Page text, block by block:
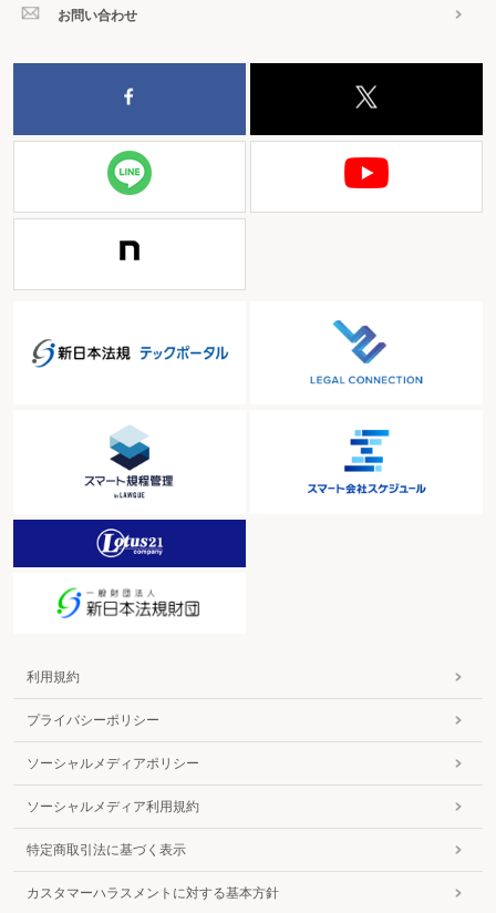
お問い合わせ
利用規約
プライバシーポリシー
ソーシャルメディアポリシー
ソーシャルメディア利用規約
特定商取引法に基づく表示
カスタマーハラスメントに対する基本方針